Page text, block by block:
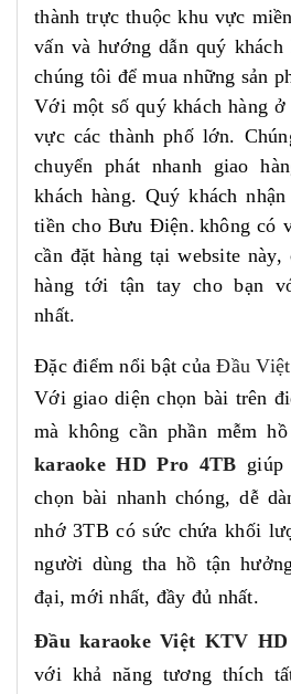
thành trực thuộc khu vực
vấn và hướng dẫn quý
chúng tôi để mua những sản
Với một số quý khách hàng
vực các thành phố lớn.
chuyển phát nhanh giao
khách hàng. Quý khách
tiền cho Bưu Điện. không có
cần đặt hàng tại website này,
hàng tới tận tay cho bạn
nhất.
Đặc điểm nổi bật củaĐầu
Với giao diện chọn bài trên
mà không cần phần mễm
karaoke HD Pro 4TB
chọn bài nhanh chóng, dễ
nhớ 3TB có sức chứa khối
người dùng tha hồ tận
đại, mới nhất, đầy đủ nhất.
Đầu karaoke Việt KTV
với khả năng tương thích